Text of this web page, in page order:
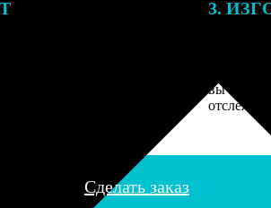
3.
вы
Сделать заказ